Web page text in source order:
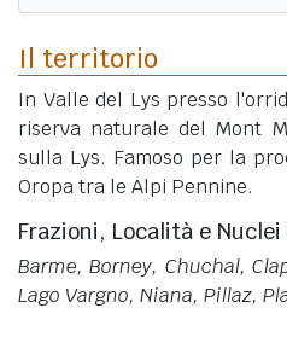
Il territorio
In Valle del Lys presso
riserva naturale del Mont
sulla Lys. Famoso per la
Oropa tra le Alpi Pennine.
Frazioni, Località e
Barme, Borney, Chuchal,
Lago Vargno, Niana, Pillaz,